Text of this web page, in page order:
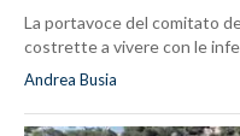
La portavoce del comitato
costrette a vivere con le
Andrea Busia